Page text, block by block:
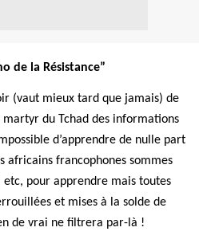
de la Résistance”
(vaut mieux tard que jamais) de
du Tchad des informations
d’apprendre de nulle part
africains francophones sommes
etc, pour apprendre mais toutes
ées et mises à la solde de
de vrai ne filtrera par-là !